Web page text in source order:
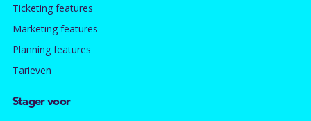
Ticketing features
Marketing features
Planning features
Tarieven
Stager voor